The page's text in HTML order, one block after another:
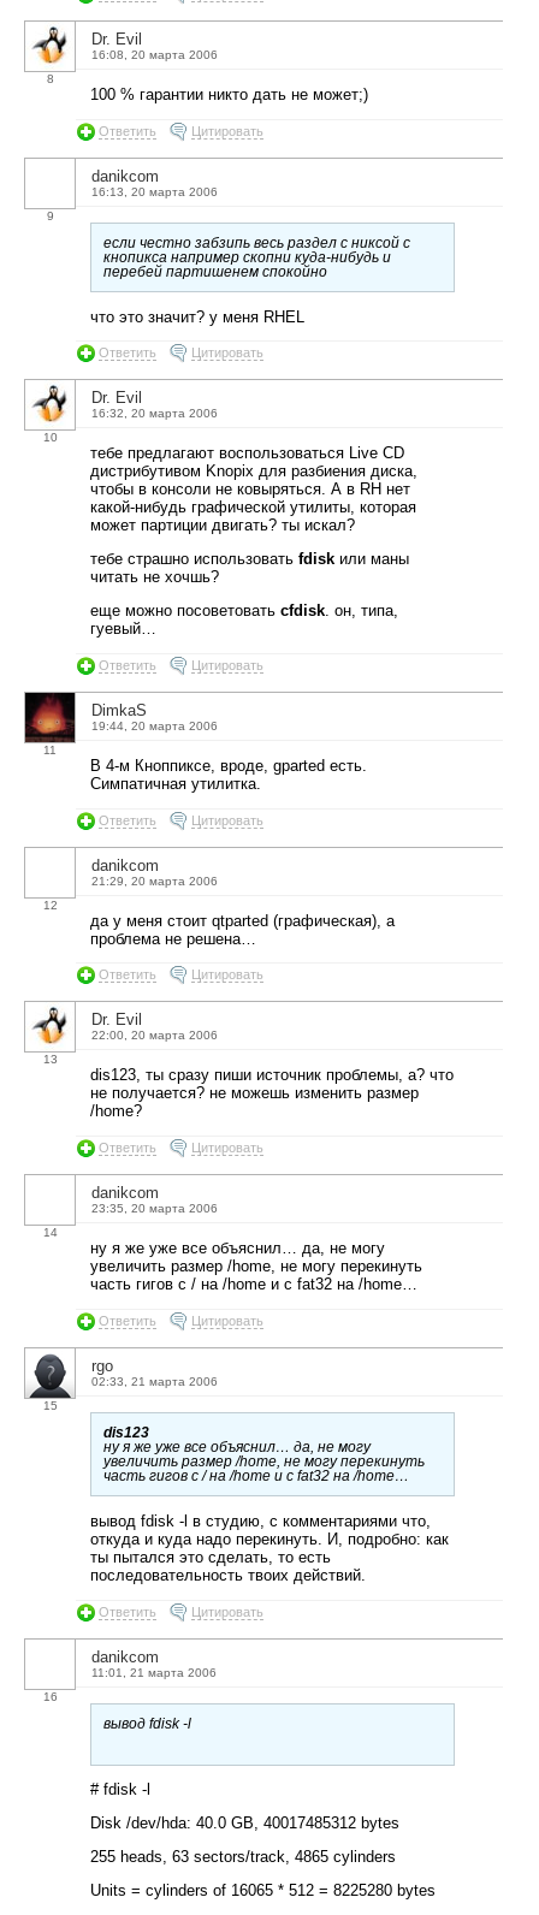
8
Dr. Evil
16:08, 20 марта 2006
100 % гарантии никто дать не может;)
Ответить Цитировать
9
danikcom
16:13, 20 марта 2006
если честно забзипь весь раздел с никсой с
кнопикса например скопни куда-нибудь и
перебей партишенем спокойно
что это значит? у меня RHEL
Ответить Цитировать
10
Dr. Evil
16:32, 20 марта 2006
тебе предлагают воспользоваться Live CD
дистрибутивом Knopix для разбиения диска,
чтобы в консоли не ковыряться. А в RH нет
какой-нибудь графической утилиты, которая
может партиции двигать? ты искал?
тебе страшно использовать fdisk или маны
читать не хочшь?
еще можно посоветовать cfdisk . он, типа,
гуевый…
Ответить Цитировать
11
DimkaS
19:44, 20 марта 2006
В 4-м Кноппиксе, вроде, gparted есть.
Симпатичная утилитка.
Ответить Цитировать
12
danikcom
21:29, 20 марта 2006
да у меня стоит qtparted (графическая), а
проблема не решена…
Ответить Цитировать
13
Dr. Evil
22:00, 20 марта 2006
dis123, ты сразу пиши источник проблемы, а? что
не получается? не можешь изменить размер
/home?
Ответить Цитировать
14
danikcom
23:35, 20 марта 2006
ну я же уже все объяснил… да, не могу
увеличить размер /home, не могу перекинуть
часть гигов с / на /home и с fat32 на /home…
Ответить Цитировать
15
rgo
02:33, 21 марта 2006
dis123
ну я же уже все объяснил… да, не могу
увеличить размер /home, не могу перекинуть
часть гигов с / на /home и с fat32 на /home…
вывод fdisk -l в студию, с комментариями что,
откуда и куда надо перекинуть. И, подробно: как
ты пытался это сделать, то есть
последовательность твоих действий.
Ответить Цитировать
16
danikcom
11:01, 21 марта 2006
вывод fdisk -l
# fdisk -l
Disk /dev/hda: 40.0 GB, 40017485312 bytes
255 heads, 63 sectors/track, 4865 cylinders
Units = cylinders of 16065 * 512 = 8225280 bytes